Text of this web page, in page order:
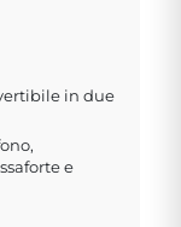
in due
e